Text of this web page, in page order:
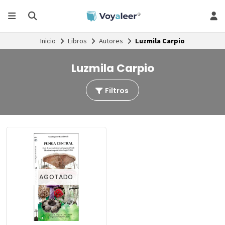
Inicio Libros Autores Luzmila Carpio
Luzmila Carpio
Filtros
AGOTADO